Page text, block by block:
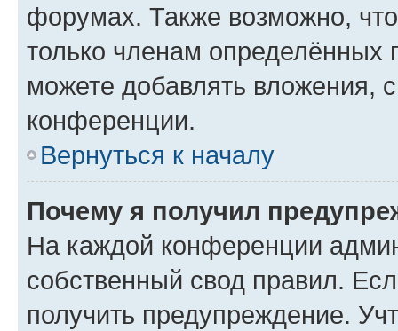
форумах. Также возможно,
только членам определённых
можете добавлять вложения,
конференции.
Вернуться к началу
Почему я получил
На каждой конференции
собственный свод правил.
получить предупреждение.